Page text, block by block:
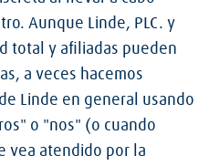
Aunque Linde, PLC. y
total y afiliadas pueden
a veces hacemos
Linde en general usando
o "nos" (o cuando
vea atendido por la